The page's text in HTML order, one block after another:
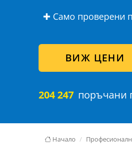
✚ Само проверени
ВИЖ ЦЕНИ
204 247 поръчани
Начало